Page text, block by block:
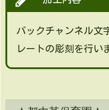
バックチャンネル文
レートの彫刻を行い